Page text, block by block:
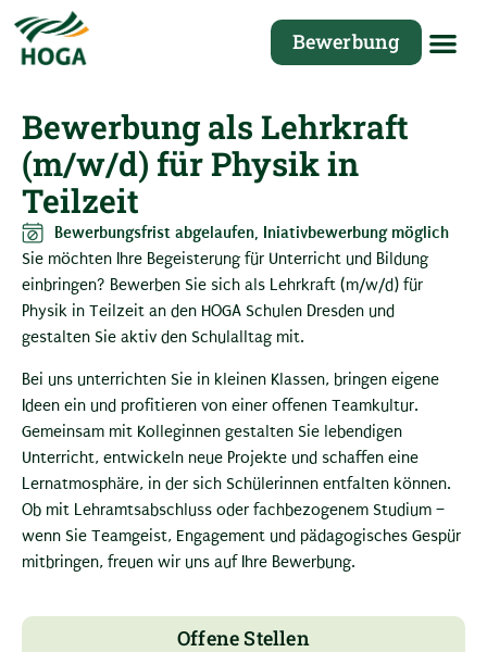
Bewerbung
Bewerbung als Lehrkraft
(m/w/d) für Physik in
Teilzeit
Bewerbungsfrist abgelaufen, Iniativbewerbung möglich
Sie möchten Ihre Begeisterung für Unterricht und Bildung
einbringen? Bewerben Sie sich als Lehrkraft (m/w/d) für
Physik in Teilzeit an den HOGA Schulen Dresden und
gestalten Sie aktiv den Schulalltag mit.
Bei uns unterrichten Sie in kleinen Klassen, bringen eigene
Ideen ein und profitieren von einer offenen Teamkultur.
Gemeinsam mit Kolleginnen gestalten Sie lebendigen
Unterricht, entwickeln neue Projekte und schaffen eine
Lernatmosphäre, in der sich Schülerinnen entfalten können.
Ob mit Lehramtsabschluss oder fachbezogenem Studium –
wenn Sie Teamgeist, Engagement und pädagogisches Gespür
mitbringen, freuen wir uns auf Ihre Bewerbung.
Offene Stellen